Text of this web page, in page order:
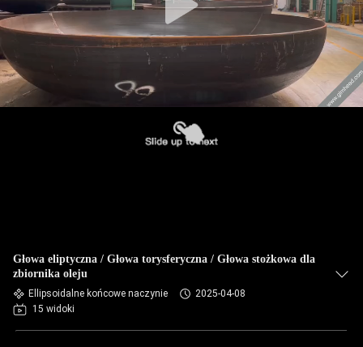
Głowa eliptyczna / Głowa torysferyczna / Głowa stożkowa dla
zbiornika oleju
Ellipsoidalne końcowe naczynie
2025-04-08
15 widoki